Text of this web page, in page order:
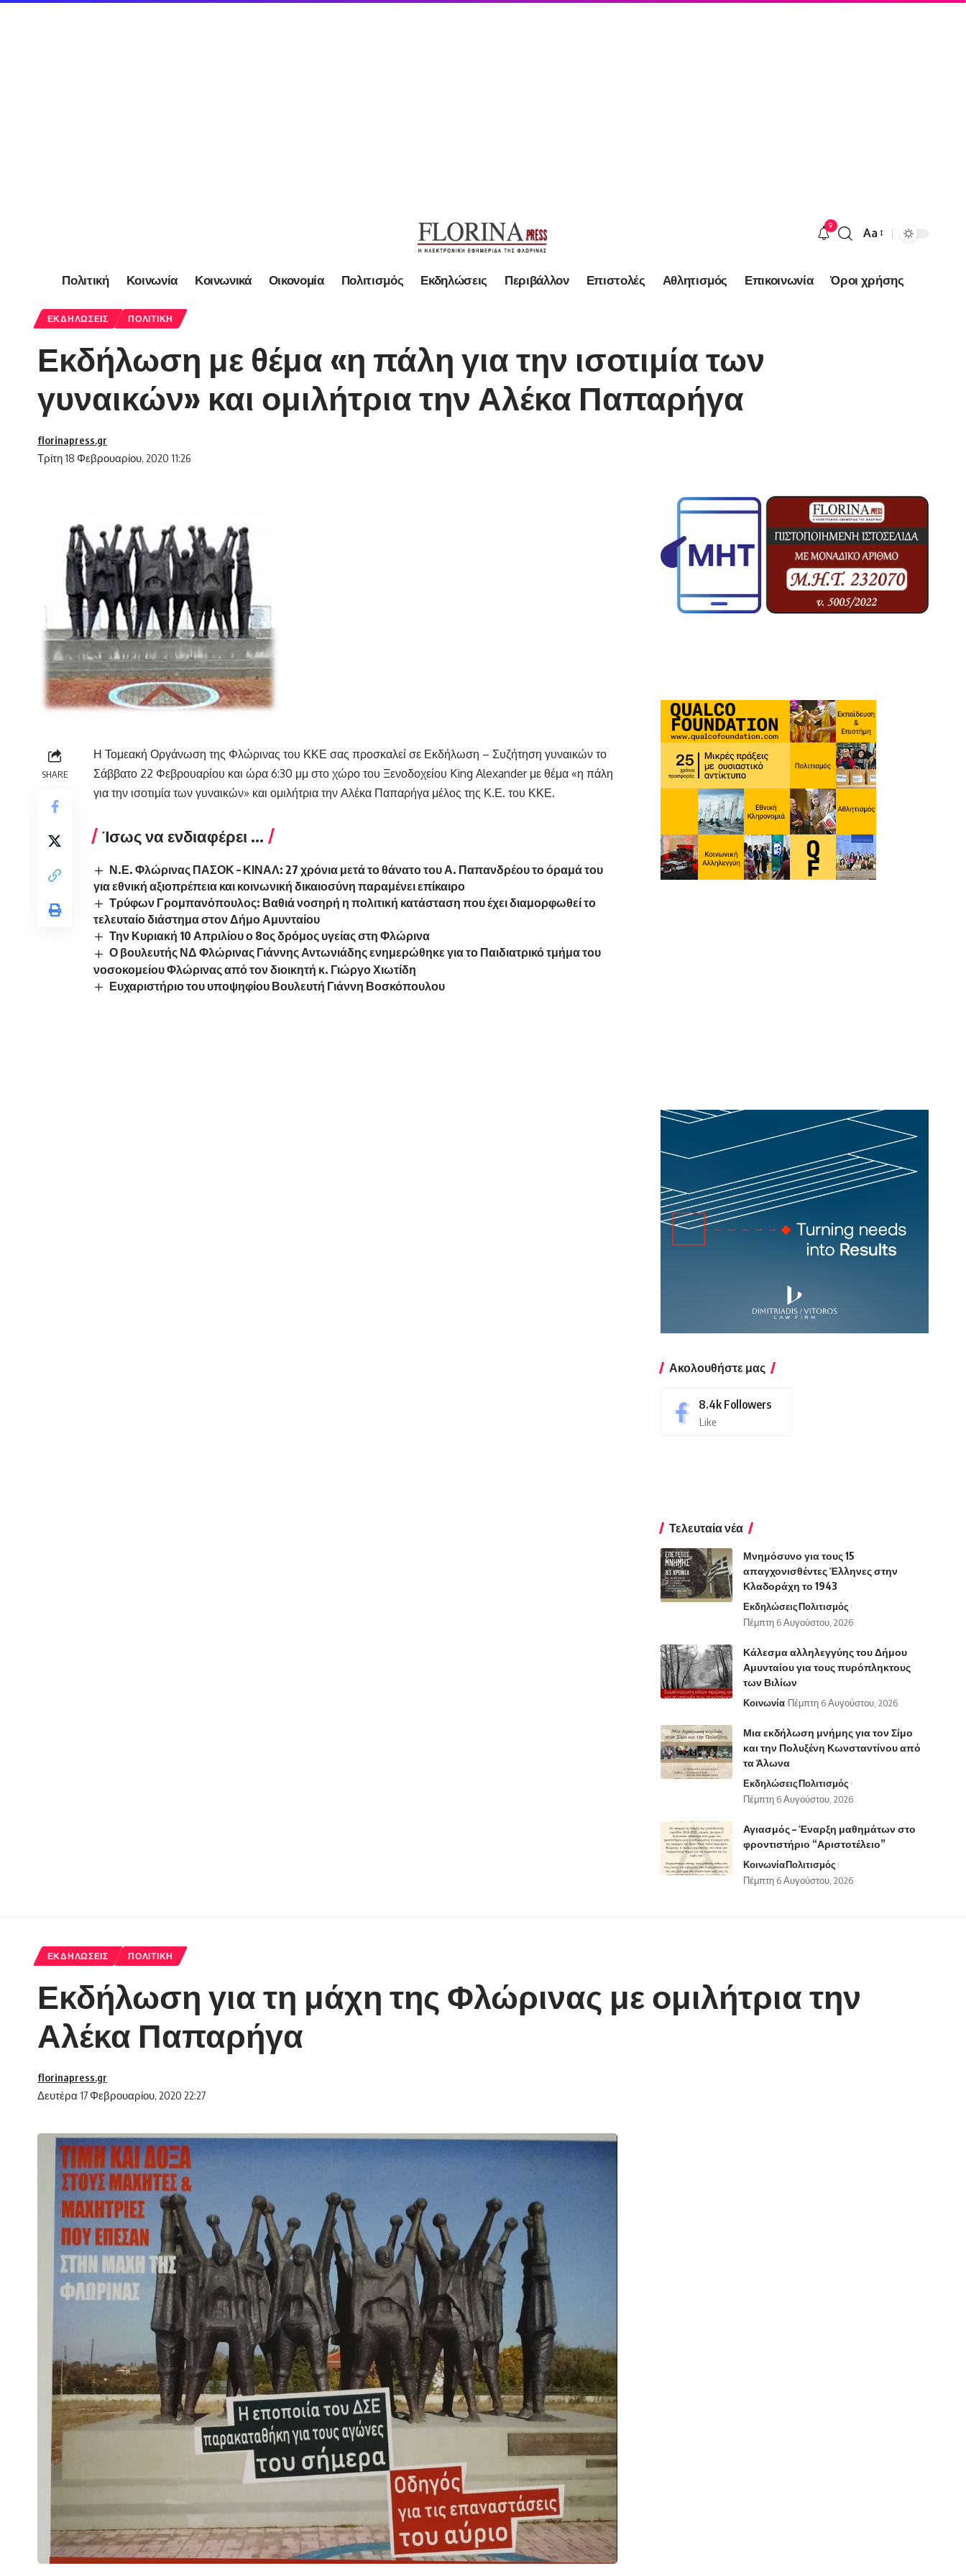
9
Font
Aa
Πολιτική Κοινωνία Κοινωνικά Οικονομία Πολιτισμός Εκδηλώσεις Περιβάλλον Επιστολές Αθλητισμός Επικοινωνία Όροι χρήσης
ΕΚΔΗΛΏΣΕΙΣ ΠΟΛΙΤΙΚΉ
Εκδήλωση με θέμα «η πάλη για την ισοτιμία των
γυναικών» και ομιλήτρια την Αλέκα Παπαρήγα
Τρίτη 18 Φεβρουαρίου, 2020 11:26
florinapress.gr
SHARE
Η Τομεακή Οργάνωση της Φλώρινας του ΚΚΕ σας προσκαλεί σε Εκδήλωση – Συζήτηση γυναικών το
Σάββατο 22 Φεβρουαρίου και ώρα 6:30 μμ στο χώρο του Ξενοδοχείου King Alexander με θέμα «η πάλη
για την ισοτιμία των γυναικών» και ομιλήτρια την Αλέκα Παπαρήγα μέλος της Κ.Ε. του ΚΚΕ.
Ίσως να ενδιαφέρει ...
Ν.Ε. Φλώρινας ΠΑΣΟΚ – ΚΙΝΑΛ: 27 χρόνια μετά το θάνατο του Α. Παπανδρέου το όραμά του
για εθνική αξιοπρέπεια και κοινωνική δικαιοσύνη παραμένει επίκαιρο
Τρύφων Γρομπανόπουλος: Βαθιά νοσηρή η πολιτική κατάσταση που έχει διαμορφωθεί το
τελευταίο διάστημα στον Δήμο Αμυνταίου
Την Κυριακή 10 Απριλίου ο 8ος δρόμος υγείας στη Φλώρινα
Ο βουλευτής ΝΔ Φλώρινας Γιάννης Αντωνιάδης ενημερώθηκε για το Παιδιατρικό τμήμα του
νοσοκομείου Φλώρινας από τον διοικητή κ. Γιώργο Χιωτίδη
Ευχαριστήριο του υποψηφίου Βουλευτή Γιάννη Βοσκόπουλου
Ακολουθήστε μας
8.4k Followers
Like
Τελευταία νέα
Μνημόσυνο για τους 15
απαγχονισθέντες Έλληνες στην
Κλαδοράχη το 1943
ΕκδηλώσειςΠολιτισμός
Πέμπτη 6 Αυγούστου, 2026
Κάλεσμα αλληλεγγύης του Δήμου
Αμυνταίου για τους πυρόπληκτους
των Βιλίων
Κοινωνία Πέμπτη 6 Αυγούστου, 2026
Μια εκδήλωση μνήμης για τον Σίμο
και την Πολυξένη Κωνσταντίνου από
τα Άλωνα
ΕκδηλώσειςΠολιτισμός
Πέμπτη 6 Αυγούστου, 2026
Αγιασμός – Έναρξη μαθημάτων στο
φροντιστήριο “Αριστοτέλειο”
ΚοινωνίαΠολιτισμός
Πέμπτη 6 Αυγούστου, 2026
ΕΚΔΗΛΏΣΕΙΣ ΠΟΛΙΤΙΚΉ
Εκδήλωση για τη μάχη της Φλώρινας με ομιλήτρια την
Αλέκα Παπαρήγα
Δευτέρα 17 Φεβρουαρίου, 2020 22:27
florinapress.gr